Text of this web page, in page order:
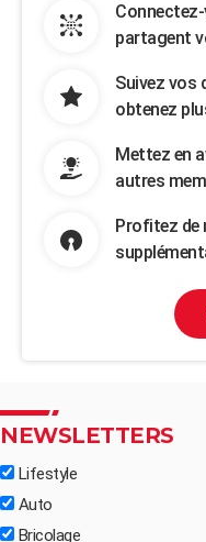
partagent
Suivez vos
obtenez
Mettez en
autres
Profitez de
NEWSLETTERS
Lifestyle
Auto
Bricolage